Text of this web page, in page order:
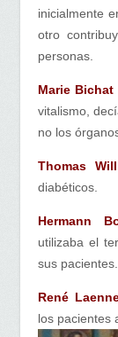
inicialmente
otro
personas.
Marie Bichat
vitalismo,
no los
Thomas
diabéticos.
Hermann
utilizaba el
sus pacientes.
René
los pacientes